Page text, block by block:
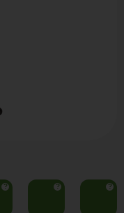
? ? ?